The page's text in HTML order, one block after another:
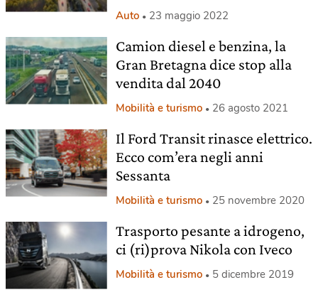
Auto 23 maggio 2022
Camion diesel e benzina, la
Gran Bretagna dice stop alla
vendita dal 2040
Mobilità e turismo 26 agosto 2021
Il Ford Transit rinasce elettrico.
Ecco com’era negli anni
Sessanta
Mobilità e turismo 25 novembre 2020
Trasporto pesante a idrogeno,
ci (ri)prova Nikola con Iveco
Mobilità e turismo 5 dicembre 2019